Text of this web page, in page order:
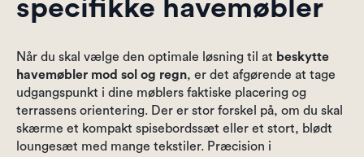
specifikke havemøbler
Når du skal vælge den optimale løsning til at beskytte
havemøbler mod sol og regn, er det afgørende at tage
udgangspunkt i dine møblers faktiske placering og
terrassens orientering. Der er stor forskel på, om du skal
skærme et kompakt spisebordssæt eller et stort, blødt
loungesæt med mange tekstiler. Præcision i